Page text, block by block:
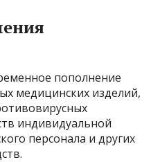
пополнение
медицинских изделий,
индивидуальной
персонала и других